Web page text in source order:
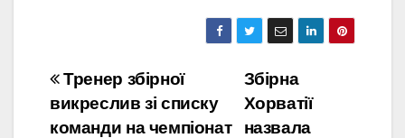
Навігація
записів
Збірна
Хорватії
назвала
Тренер збірної
викреслив зі списку
команди на чемпіонат